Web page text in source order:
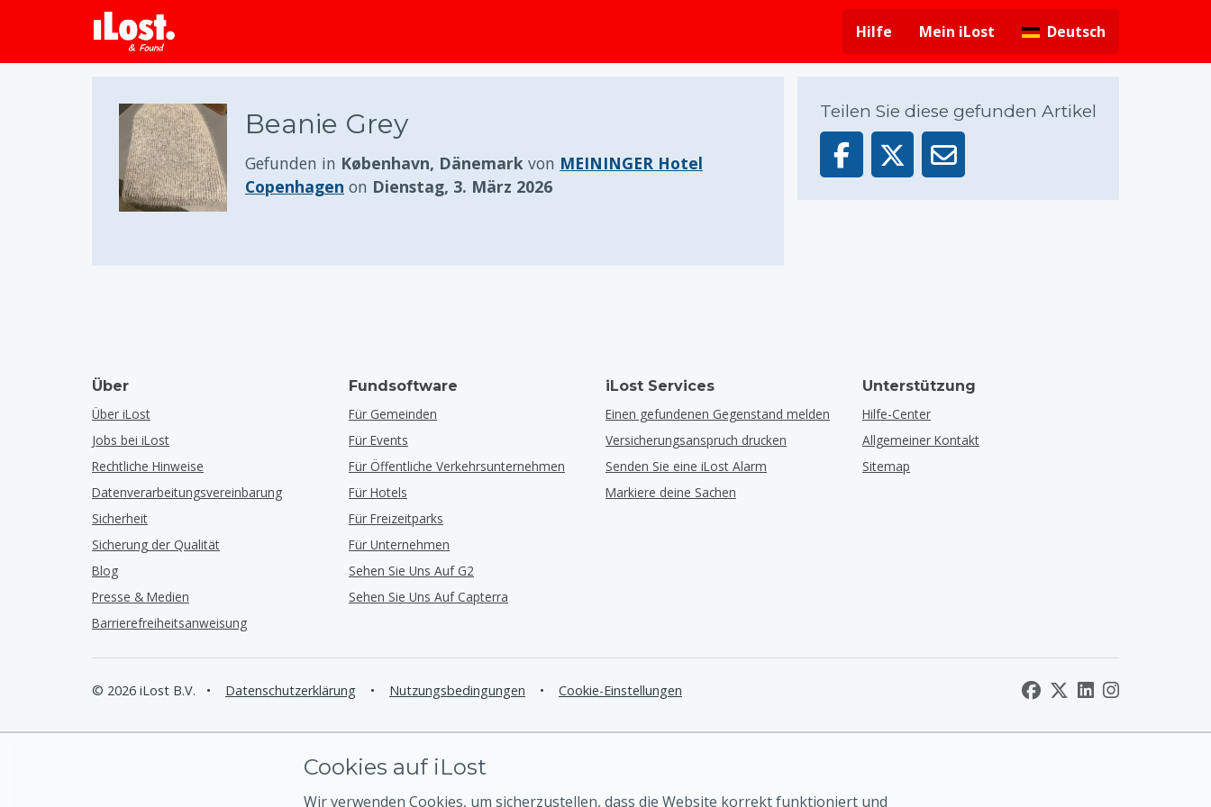
Hilfe
Mein iLost Deutsch
Beanie Grey
Gefunden in København, Dänemark von MEININGER Hotel
Copenhagen on Dienstag, 3. März 2026
Teilen Sie diese gefunden Artikel
Über
Über iLost
Jobs bei iLost
Rechtliche Hinweise
Datenverarbeitungsvereinbarung
Sicherheit
Sicherung der Qualität
Blog
Presse & Medien
Barrierefreiheitsanweisung
Fundsoftware
Für Gemeinden
Für Events
Für Öffentliche Verkehrsunternehmen
Für Hotels
Für Freizeitparks
Für Unternehmen
Sehen Sie Uns Auf G2
Sehen Sie Uns Auf Capterra
iLost Services
Einen gefundenen Gegenstand melden
Versicherungsanspruch drucken
Senden Sie eine iLost Alarm
Markiere deine Sachen
Unterstützung
Hilfe-Center
Allgemeiner Kontakt
Sitemap
© 2026 iLost B.V. • Datenschutzerklärung • Nutzungsbedingungen • Cookie-Einstellungen
Cookies auf iLost
Wir verwenden Cookies, um sicherzustellen, dass die Website korrekt funktioniert und